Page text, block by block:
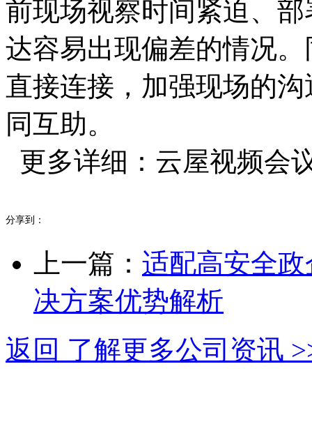
前现场视察时间紧迫、
达容易出现偏差的情况
直接连接，加强现场的
同互助。
更多详细：云屋视频会
分享到：
上一篇： 适配高安全
决方案优势解析
返回 了解更多公司资讯